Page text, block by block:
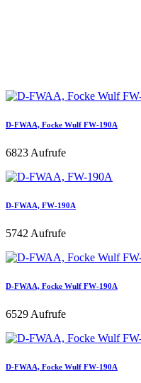
D-FWAA, Focke Wulf FW-190A
6823 Aufrufe
D-FWAA, FW-190A
5742 Aufrufe
D-FWAA, Focke Wulf FW-190A
6529 Aufrufe
D-FWAA, Focke Wulf FW-190A